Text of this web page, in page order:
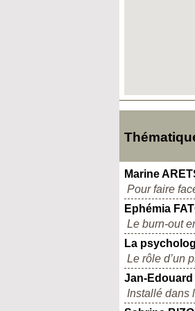
Marine
Pour faire
Ephémia
Le burn-out
La
Le rôle d’un
Installé dans